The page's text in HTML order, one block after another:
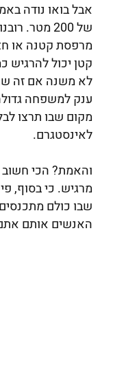
אבל בואו נודה
של 200
מרפסת קטנה או
קטן יכול להרגיש
לא משנה אם זה
ענק למשפחה
מקום שבו תרצו
לאינסטגרם.
והאמת? הכי
מרגיש. כי בסוף,
שבו כולם
האנשים אותם